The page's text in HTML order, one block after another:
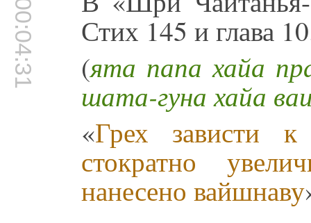
00:04:31
Стих 145 и глава
(ята папа хайа
шата-гуна хайа
«Грех зависти
стократно
нанесено вайшнаву